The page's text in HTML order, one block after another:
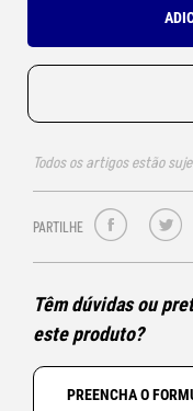
Todos os artigos estão
PARTILHE
Têm dúvidas ou
este produto?
PREENCHA O